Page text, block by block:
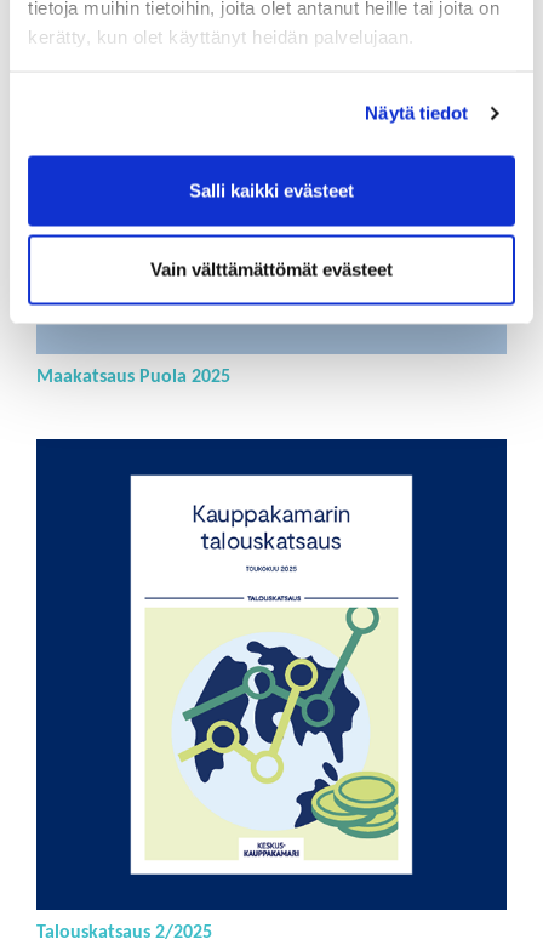
tietoja muihin tietoihin, joita olet antanut heille tai joita on
kerätty, kun olet käyttänyt heidän palvelujaan.
Näytä tiedot
Salli kaikki evästeet
Vain välttämättömät evästeet
Maakatsaus Puola 2025
Talouskatsaus 2/2025